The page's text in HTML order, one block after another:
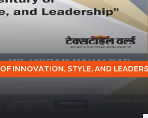
INNOVATION, STYLE, AND